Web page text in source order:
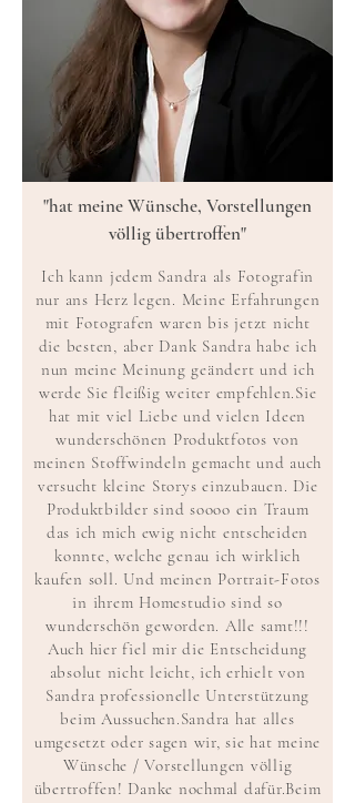
"hat meine Wünsche, Vorstellungen
völlig übertroffen"
Ich kann jedem Sandra als Fotografin
nur ans Herz legen. Meine Erfahrungen
mit Fotografen waren bis jetzt nicht
die besten, aber Dank Sandra habe ich
nun meine Meinung geändert und ich
werde Sie fleißig weiter empfehlen.Sie
hat mit viel Liebe und vielen Ideen
wunderschönen Produktfotos von
meinen Stoffwindeln gemacht und auch
versucht kleine Storys einzubauen. Die
Produktbilder sind soooo ein Traum
das ich mich ewig nicht entscheiden
konnte, welche genau ich wirklich
kaufen soll. Und meinen Portrait-Fotos
in ihrem Homestudio sind so
wunderschön geworden. Alle samt!!!
Auch hier fiel mir die Entscheidung
absolut nicht leicht, ich erhielt von
Sandra professionelle Unterstützung
beim Aussuchen.Sandra hat alles
umgesetzt oder sagen wir, sie hat meine
Wünsche / Vorstellungen völlig
übertroffen! Danke nochmal dafür.Beim